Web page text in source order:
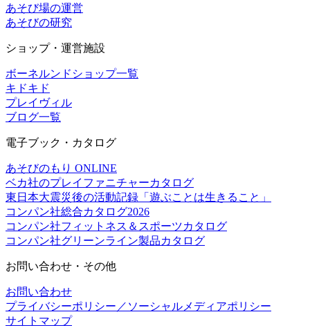
あそび場の運営
あそびの研究
ショップ・運営施設
ボーネルンドショップ一覧
キドキド
プレイヴィル
ブログ一覧
電子ブック・カタログ
あそびのもり ONLINE
ベカ社のプレイファニチャーカタログ
東日本大震災後の活動記録「遊ぶことは生きること」
コンパン社総合カタログ2026
コンパン社フィットネス＆スポーツカタログ
コンパン社グリーンライン製品カタログ
お問い合わせ・その他
お問い合わせ
プライバシーポリシー／ソーシャルメディアポリシー
サイトマップ